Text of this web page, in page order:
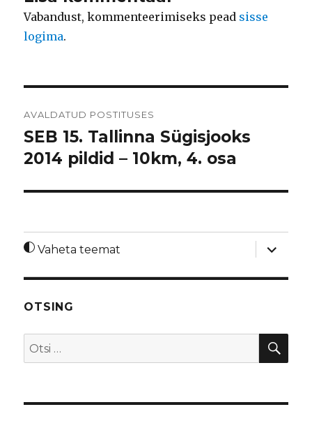
Vabandust, kommenteerimiseks pead sisse
logima.
AVALDATUD POSTITUSES
SEB 15. Tallinna Sügisjooks
2014 pildid – 10km, 4. osa
Vaheta teemat
laienda
OTSING
Otsi: